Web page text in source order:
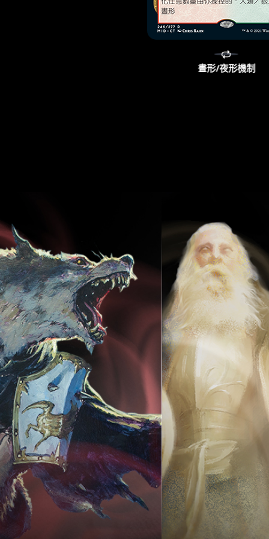
晝形/夜形機制